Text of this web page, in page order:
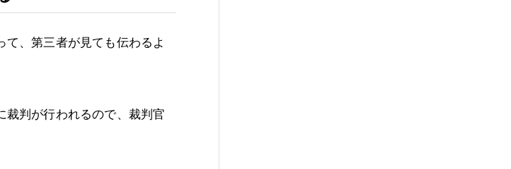
、第三者が見ても伝わるよ
裁判が行われるので、裁判官